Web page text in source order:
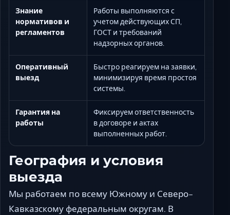
Знание
нормативов и
регламентов
Работы выполняются с
учетом действующих СП,
ГОСТ и требований
надзорных органов.
Оперативный
выезд
Быстро реагируем на заявки,
минимизируя время простоя
системы.
Гарантия на
работы
Фиксируем ответственность
в договоре и актах
выполненных работ.
География и условия
выезда
Мы работаем по всему Южному и Северо-
Кавказскому федеральным округам. В